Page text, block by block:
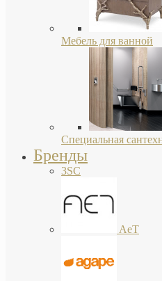
Мебель для ванной
Специальная
Бренды
3SC
AeT